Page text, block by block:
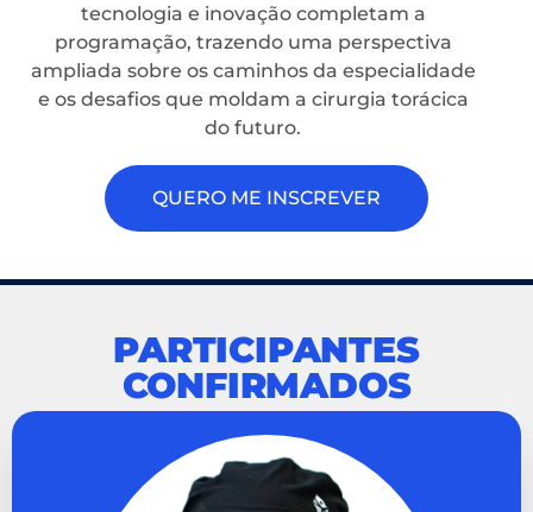
tecnologia e inovação completam a
programação, trazendo uma perspectiva
ampliada sobre os caminhos da especialidade
e os desafios que moldam a cirurgia torácica
do futuro.
QUERO ME INSCREVER
PARTICIPANTES
CONFIRMADOS